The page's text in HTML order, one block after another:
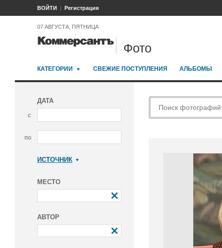
ВОЙТИ Регистрация
07 АВГУСТА, ПЯТНИЦА
Фото
КАТЕГОРИИ СВЕЖИЕ ПОСТУПЛЕНИЯ АЛЬБОМЫ
ДАТА
с
по
ИСТОЧНИК
МЕСТО
АВТОР